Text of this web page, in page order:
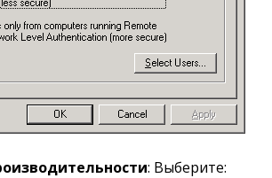
: Выберите: